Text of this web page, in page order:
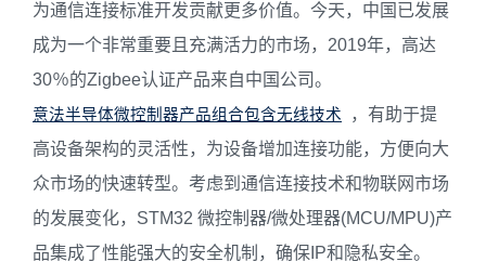
为通信连接标准开发贡献更多价值。今天，中国已发展
成为一个非常重要且充满活力的市场，2019年，高达
30％的Zigbee认证产品来自中国公司。
意法半导体微控制器产品组合包含无线技术
，有助于提
高设备架构的灵活性，为设备增加连接功能，方便向大
众市场的快速转型。考虑到通信连接技术和物联网市场
的发展变化，STM32 微控制器/微处理器(MCU/MPU)产
品集成了性能强大的安全机制，确保IP和隐私安全。